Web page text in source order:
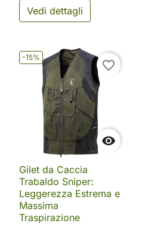
Vedi dettagli
-15%

favorite_border
Gilet da Caccia
Trabaldo Sniper:
Leggerezza Estrema e
Massima
Traspirazione